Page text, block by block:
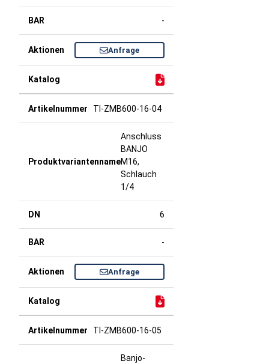
-
Anfrage
TI-ZMB600-16-04
Anschluss
BANJO
M16,
Schlauch
1/4
6
-
Anfrage
TI-ZMB600-16-05
Banjo-